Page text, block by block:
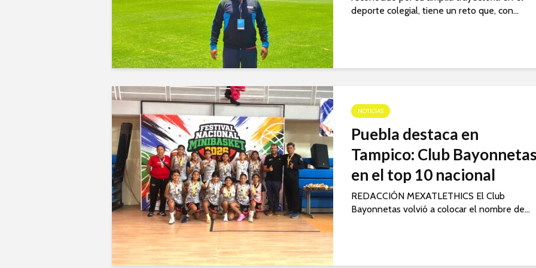
deporte colegial, tiene un reto que, con...
NOTICIAS
Puebla destaca en
Tampico: Club
en el top 10 nacional
REDACCIÓN MEXATLETHICS El Club
Bayonnetas volvió a colocar el nombre de...